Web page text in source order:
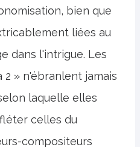
bien que
liées au
dans l'intrigue. Les
2 » n'ébranlent jamais
laquelle elles
celles du
compositeurs